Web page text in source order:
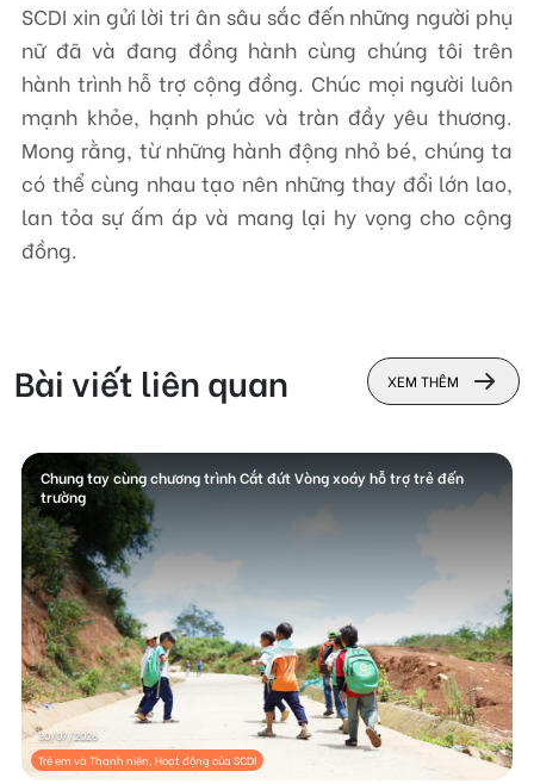
SCDI xin gửi lời tri ân sâu sắc đến những người phụ
nữ đã và đang đồng hành cùng chúng tôi trên
hành trình hỗ trợ cộng đồng. Chúc mọi người luôn
mạnh khỏe, hạnh phúc và tràn đầy yêu thương.
Mong rằng, từ những hành động nhỏ bé, chúng ta
có thể cùng nhau tạo nên những thay đổi lớn lao,
lan tỏa sự ấm áp và mang lại hy vọng cho cộng
đồng.
Bài viết liên quan XEM THÊM
Chung tay cùng chương trình Cắt đứt Vòng xoáy hỗ trợ trẻ đến
trường
30/07/2026
Trẻ em và Thanh niên, Hoạt động của SCDI